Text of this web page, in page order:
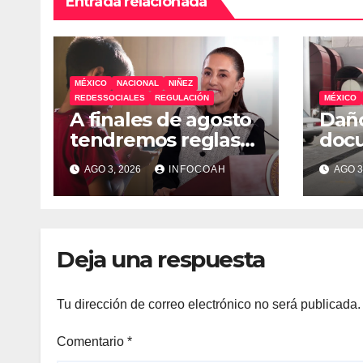
MÉXICO NACIONAL
NIÑEZ
REDESSOCIALES
REGULACIÓN
A finales de agosto
tendremos reglas
sobre uso de
celulares y redes
sociales en escuelas
AGO 3, 2026 INFOCOAH
MÉXICO
AGO
Deja una respuesta
Tu dirección de correo electrónico no será publicada.
Comentario *